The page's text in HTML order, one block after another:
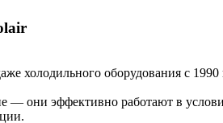
холодильного оборудования с 1990
— они эффективно работают в